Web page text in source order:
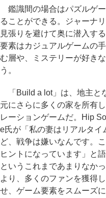
鑑識間の場合はパズルゲ
ることができる。ジャーナ
見張りを避けて奥に潜入す
要素はカジュアルゲームの
む層や、ミステリーが好き
う。
「Build a lot」は、地主と
元にさらに多くの家を所有
レーションゲームだ。Hip
e氏が「私の妻はリアルタイ
ど、戦争は嫌いなんです。
ヒントになっています」と
というこれまであまりなか
より、多くのファンを獲得
せ、ゲーム要素をスムーズ